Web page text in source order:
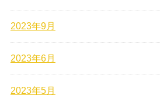
2023年9月
2023年6月
2023年5月